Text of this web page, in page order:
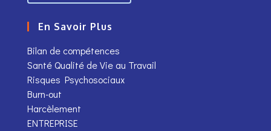
En Savoir Plus
Bilan de compétences
Santé Qualité de Vie au Travail
Risques Psychosociaux
Burn-out
Harcèlement
ENTREPRISE